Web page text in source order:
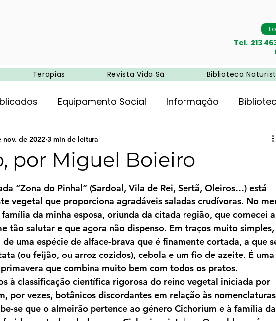
Tel. 213
Terapias Revista Vida Sã Biblioteca
Equipamento Social Informação
Entretenimento
Alimentação Exercício físico Terapias
Passeios Pedestres SPN Almoços de Aniversário
Obituário Social Livros - Apresentações
por Miguel Boieiro
nov. de 2022 3 min de leitura
5 estrelas.
“Zona do Pinhal” (Sardoal, Vila de Rei, Sertã, Oleiros…) está
vegetal que proporciona agradáveis saladas crudívoras. No
da minha esposa, oriunda da citada região, que comecei a
tão salutar e que agora não dispenso. Em traços muito simples,
uma espécie de alface-brava que é finamente cortada, a que
(ou feijão, ou arroz cozidos), cebola e um fio de azeite. É uma
que combina muito bem com todos os pratos.
à classificação científica rigorosa do reino vegetal iniciada por
por vezes, botânicos discordantes em relação às
se que o almeirão pertence ao género Cichorium e à família